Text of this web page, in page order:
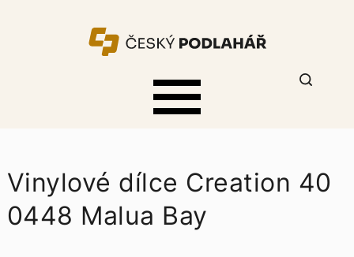
Vinylové dílce Creation 40
0448 Malua Bay